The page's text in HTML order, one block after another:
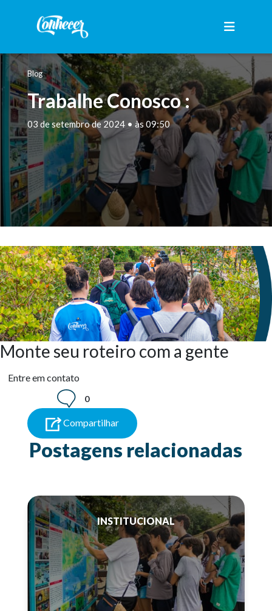
Blog
Trabalhe Conosco :
03 de setembro de 2024 • às 09:50
Monte seu roteiro com a gente
Entre em contato
0
Compartilhar
Postagens relacionadas
INSTITUCIONAL